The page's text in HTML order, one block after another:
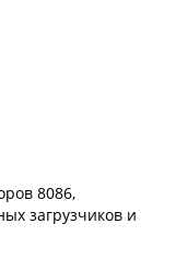
8086,
загрузчиков и